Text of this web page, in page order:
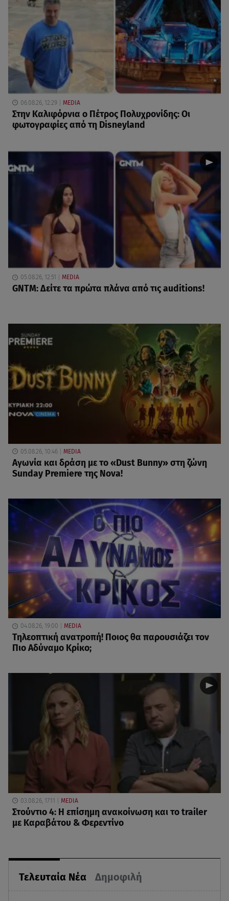
Τελευταία Νέα Δημοφιλή
06.08.26, 12:29 MEDIA
Στην Καλιφόρνια ο Πέτρος Πολυχρονίδης: Οι
φωτογραφίες από τη Disneyland
05.08.26, 12:51 MEDIA
GNTM: Δείτε τα πρώτα πλάνα από τις auditions!
05.08.26, 10:46 MEDIA
Αγωνία και δράση με το «Dust Bunny» στη ζώνη
Sunday Premiere της Nova!
04.08.26, 19:00 MEDIA
Τηλεοπτική ανατροπή! Ποιος θα παρουσιάζει τον
Πιο Αδύναμο Κρίκο;
03.08.26, 17:11 MEDIA
Στούντιο 4: Η επίσημη ανακοίνωση και το trailer
με Καραβάτου & Φερεντίνο